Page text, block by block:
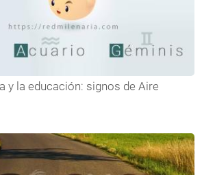
y la educación: signos de Aire